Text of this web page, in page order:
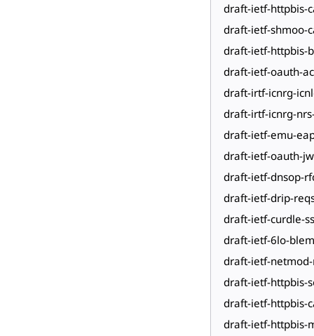
draft-ietf-httpbis-
draft-ietf-shmoo-
draft-ietf-httpbis-
draft-ietf-oauth-
draft-irtf-icnrg-
draft-irtf-icnrg-
draft-ietf-emu-
draft-ietf-oauth-
draft-ietf-dnsop-
draft-ietf-drip-
draft-ietf-curdle-
draft-ietf-6lo-
draft-ietf-
draft-ietf-httpbis-
draft-ietf-httpbis-
draft-ietf-httpbis-